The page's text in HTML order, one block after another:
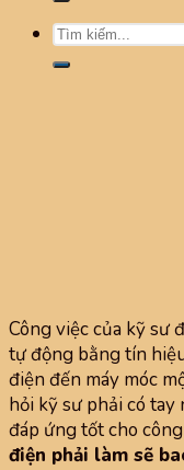
Công việc của kỹ sư
tự động bằng tín
điện đến máy móc
hỏi kỹ sư phải có tay
đáp ứng tốt cho
điện phải làm sẽ